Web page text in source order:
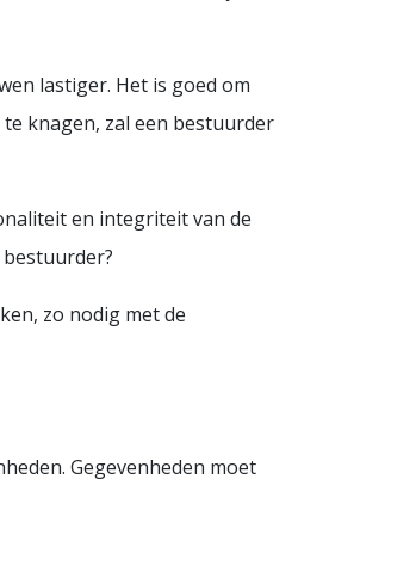
lastiger. Het is goed om
knagen, zal een bestuurder
en integriteit van de
zo nodig met de
Gegevenheden moet